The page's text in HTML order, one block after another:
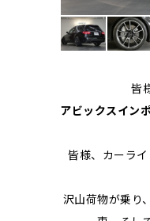
皆
アビックスイン
皆様、カーラ
沢山荷物が乗り